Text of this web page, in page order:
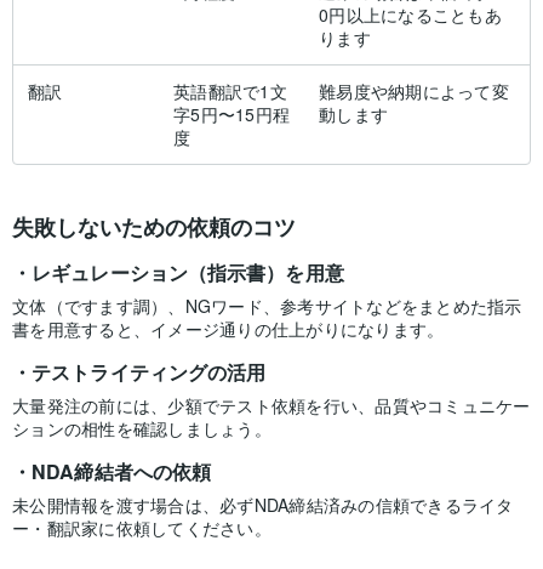
0円以上になることもあ
ります
翻訳
英語翻訳で1文
字5円〜15円程
度
難易度や納期によって変
動します
失敗しないための依頼のコツ
レギュレーション（指示書）を用意
文体（ですます調）、NGワード、参考サイトなどをまとめた指示
書を用意すると、イメージ通りの仕上がりになります。
テストライティングの活用
大量発注の前には、少額でテスト依頼を行い、品質やコミュニケー
ションの相性を確認しましょう。
NDA締結者への依頼
未公開情報を渡す場合は、必ずNDA締結済みの信頼できるライタ
ー・翻訳家に依頼してください。